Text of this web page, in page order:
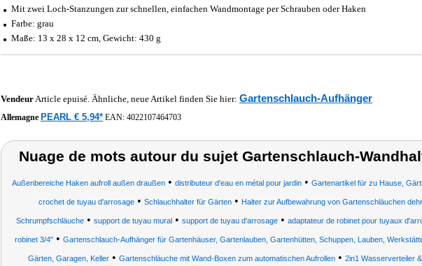
Mit zwei Loch-Stanzungen zur schnellen, einfachen Wandmontage per Schrauben oder Haken
Farbe: grau
Maße: 13 x 28 x 12 cm, Gewicht: 430 g
VendeurArticle epuisé. Ähnliche, neue Artikel finden Sie hier: Gartenschlauch-Aufhänger
Allemagne PEARL € 5,94* EAN: 4022107464703
Nuage de mots autour du sujet Gartenschlauch-
Außenbereiche Haken aufroll außen draußen• distributeur d'eau en métal pour jardin• Gartenartikel für zu Hause,
crochet de tuyau d'arrosage• Schlauchhalter für Gärten• Halter zur Aufbewahrung von Gartenschläuchen
Schrumpfschläuche • support de tuyau mural • support de tuyau d'arrosage • adaptateur de robinet pour tuyaux
robinet 3/4"• Gartenschlauch-Aufhänger für Gartenhäuser, Gartenlauben, Gartenhütten, Schuppen, Lauben,
Gärten, Garagen, Keller • Gartenschläuche mit Wand-Boxen zum automatischen Aufrollen • 2in1 Wasserverteiler